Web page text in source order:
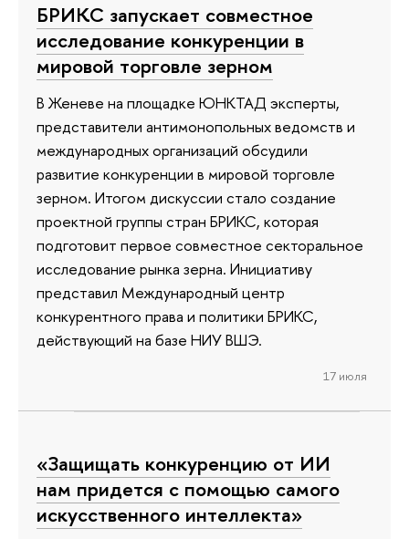
БРИКС запускает совместное
исследование конкуренции в
мировой торговле зерном
В Женеве на площадке ЮНКТАД эксперты,
представители антимонопольных ведомств и
международных организаций обсудили
развитие конкуренции в мировой торговле
зерном. Итогом дискуссии стало создание
проектной группы стран БРИКС, которая
подготовит первое совместное секторальное
исследование рынка зерна. Инициативу
представил Международный центр
конкурентного права и политики БРИКС,
действующий на базе НИУ ВШЭ.
17 июля
«Защищать конкуренцию от ИИ
нам придется с помощью самого
искусственного интеллекта»